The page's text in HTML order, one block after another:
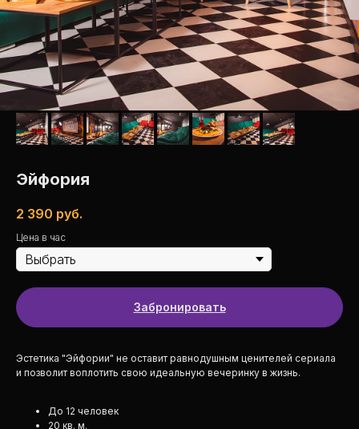
Эйфория
2 390 руб.
Цена в час
Забронировать
Эстетика "Эйфории" не оставит равнодушным ценителей сериала
и позволит воплотить свою идеальную вечеринку в жизнь.
До 12 человек
20 кв. м.